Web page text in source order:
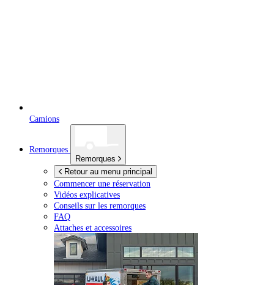
Camions
Remorques
Remorques
Retour au menu principal
Commencer une réservation
Vidéos explicatives
Conseils sur les remorques
FAQ
Attaches et accessoires